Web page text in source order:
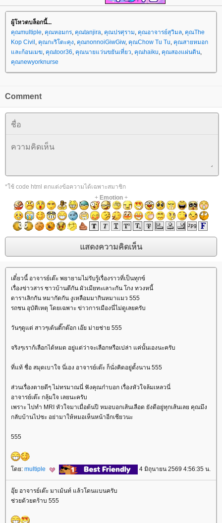
ผู้โหวตบล็อกนี้...
คุณmultiple, คุณหอมกร, คุณtanjira, คุณปรศุราม, คุณอาจารย์สุวิมล, คุณThe
Kop Civil , คุณกะริโตะคุง, คุณnonnoiGiwGiw, คุณChow Tu Tu, คุณสายหมอก
ละก้อนเมฆ, คุณtoor36, คุณนายแว่นขยันเที่ยว, คุณhaiku, คุณสองแผ่นดิน,
คุณnewyorknurse
Comment
*ใช้ code html ตกแต่งข้อความได้เฉพาะสมาชิก
+ Emotion+
เดี๋ยวนี้ อาจารย์เต๊ะ พยายามไม่รับรู้เรื่องราวที่เป็นทุกข์
เรื่องข่าวสาร ชาวบ้านตีกัน ผัวเมียทะเลาะกัน โกง ทวงหนี้
ดาราเลิกกัน หมากัดกัน งูเหลือมมากินหมาแมว 555
รถชน อุบัติเหตุ โดยเฉพาะ ข่าวการเมืองนี่ไม่ดูเลยครับ
วันๆดูแต่ สาวๆเต้นติ๊กต๊อก เอ๊ย ม่ายช่าย 555
จริงๆเราก้เลือกได้หมด อยู่แต่ว่าจะเลือกหรือเปล่า แค่นั้นเองนะครับ
ที่แท้ ชื่อ สมุดเบาใจ นี่เอง อาจารย์เต๊ะ ก็นั่งคิดอยู่ตั้งนาน 555
ส่วนเรื่องตายดีๆ ไม่ทรมาณนี่ ฟังคุณก๋าบอก เรื่องหัวใจล้มเหลวนี่
อาจารย์เต๊ะ กลุ้มใจ เลยนะครับ
เพราะ ไปทำ MRI หัวใจมาเมื่อต้นปี หมอบอกเส้นเลือด ยังดีอยู่ทุกเส้นเลย คุณมึง
กลับบ้านไปซะ อย่ามาให้หมอเห็นหน้าอีกเชียวนะ
555
ดย: multiple 4 มิถุนายน 2569 4:56:35 น.
อุ๊ย อาจารย์เต๊ะ มาเม้นท์ แล้วโดนแบนครับ
ช่วยด้วยตร้าบ 555